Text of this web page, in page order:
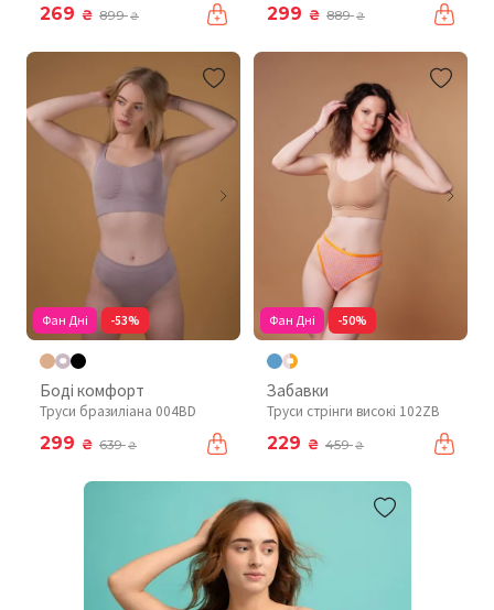
269 ₴ 899₴ 299 ₴ 889₴
Фан Дні -53%
Боді комфорт
Труси бразиліана 004BD
299 ₴ 639₴
Фан Дні -50%
Забавки
Труси стрінги високі 102ZB
229 ₴ 459₴